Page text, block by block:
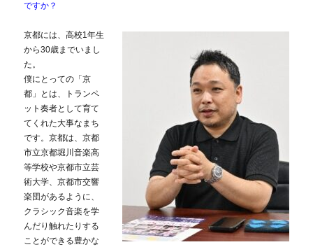
ですか？
京都には、高校1年生
から30歳までいまし
た。
僕にとっての「京
都」とは、トランペ
ット奏者として育て
てくれた大事なまち
です。京都は、京都
市立京都堀川音楽高
等学校や京都市立芸
術大学、京都市交響
楽団があるように、
クラシック音楽を学
んだり触れたりする
ことができる豊かな